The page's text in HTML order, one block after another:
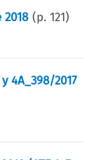
(p.121)
4A_398/2017